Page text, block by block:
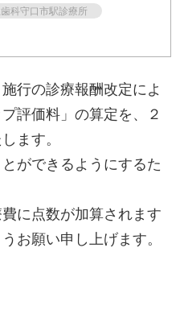
ホワイトニング
マウスピース矯正
ブログ
科守口市駅診療所
行の診療報酬改定によ
評価料」の算定を、２
ます。
ができるようにするた
に点数が加算されます
お願い申し上げます。